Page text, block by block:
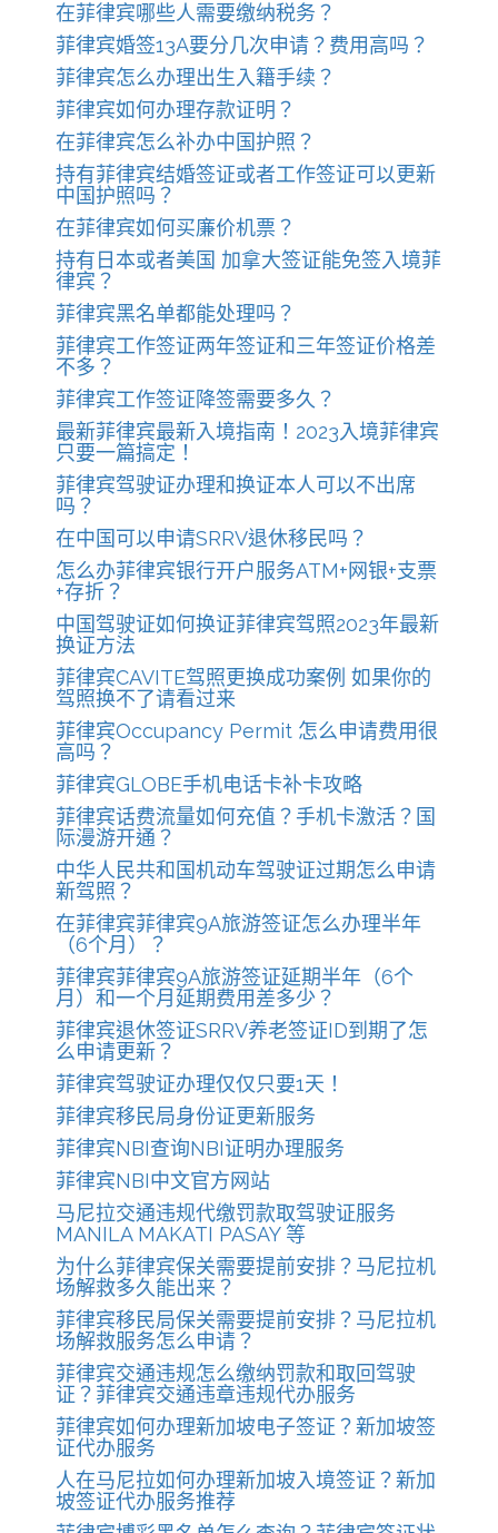
在菲律宾哪些人需要缴纳税务？
菲律宾婚签13A要分几次申请？费用高吗？
菲律宾怎么办理出生入籍手续？
菲律宾如何办理存款证明？
在菲律宾怎么补办中国护照？
持有菲律宾结婚签证或者工作签证可以更新
中国护照吗？
在菲律宾如何买廉价机票？
持有日本或者美国 加拿大签证能免签入境菲
律宾？
菲律宾黑名单都能处理吗？
菲律宾工作签证两年签证和三年签证价格差
不多？
菲律宾工作签证降签需要多久？
最新菲律宾最新入境指南！2023入境菲律宾
只要一篇搞定！
菲律宾驾驶证办理和换证本人可以不出席
吗？
在中国可以申请SRRV退休移民吗？
怎么办菲律宾银行开户服务ATM+网银+支票
+存折？
中国驾驶证如何换证菲律宾驾照2023年最新
换证方法
菲律宾CAVITE驾照更换成功案例 如果你的
驾照换不了请看过来
菲律宾Occupancy Permit 怎么申请费用很
高吗？
菲律宾GLOBE手机电话卡补卡攻略
菲律宾话费流量如何充值？手机卡激活？国
际漫游开通？
中华人民共和国机动车驾驶证过期怎么申请
新驾照？
在菲律宾菲律宾9A旅游签证怎么办理半年
（6个月）？
菲律宾菲律宾9A旅游签证延期半年（6个
月）和一个月延期费用差多少？
菲律宾退休签证SRRV养老签证ID到期了怎
么申请更新？
菲律宾驾驶证办理仅仅只要1天！
菲律宾移民局身份证更新服务
菲律宾NBI查询NBI证明办理服务
菲律宾NBI中文官方网站
马尼拉交通违规代缴罚款取驾驶证服务
MANILA MAKATI PASAY 等
为什么菲律宾保关需要提前安排？马尼拉机
场解救多久能出来？
菲律宾移民局保关需要提前安排？马尼拉机
场解救服务怎么申请？
菲律宾交通违规怎么缴纳罚款和取回驾驶
证？菲律宾交通违章违规代办服务
菲律宾如何办理新加坡电子签证？新加坡签
证代办服务
人在马尼拉如何办理新加坡入境签证？新加
坡签证代办服务推荐